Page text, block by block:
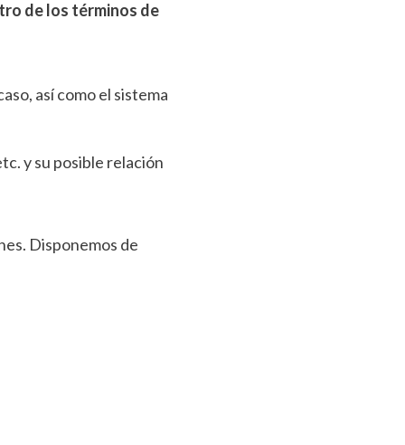
de los términos de
así como el sistema
y su posible relación
Disponemos de